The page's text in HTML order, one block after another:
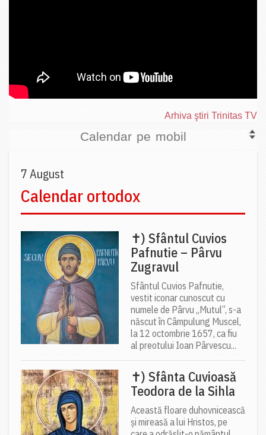
Arhiva ştiri Trinitas TV
Calendar pe mobil
7 August
Calendar ortodox
✝) Sfântul Cuvios
Pafnutie – Pârvu
Zugravul
Sfântul Cuvios Pafnutie,
vestit iconar cunoscut cu
numele de Pârvu „Mutul”, s-a
născut în Câmpulung Muscel,
la 12 octombrie 1657, ca fiu
al preotului Ioan Pârvescu...
✝) Sfânta Cuvioasă
Teodora de la Sihla
Această floare duhovnicească
și mireasă a lui Hristos, pe